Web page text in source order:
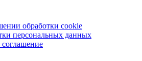
обработки cookie
персональных данных
соглашение